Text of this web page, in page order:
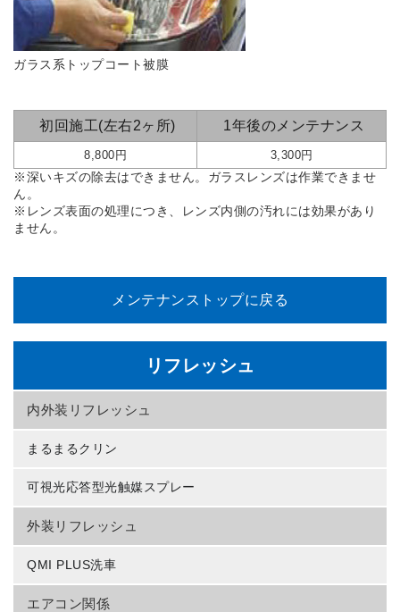
ガラス系トップコート被膜
初回施工(左右2ヶ所) 1年後のメンテナンス
8,800円 3,300円
※深いキズの除去はできません。ガラスレンズは作業できませ
ん。
※レンズ表面の処理につき、レンズ内側の汚れには効果があり
ません。
メンテナンストップに戻る
リフレッシュ
内外装リフレッシュ
まるまるクリン
可視光応答型光触媒スプレー
外装リフレッシュ
QMI PLUS洗車
エアコン関係